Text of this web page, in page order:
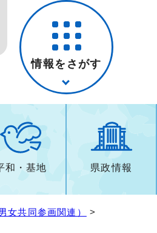
情報をさがす
和・基地 県政情報
女共同参画関連）
>